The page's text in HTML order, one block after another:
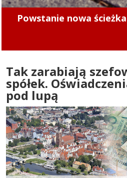
Minęły 4 lata.
Tak zarabiają
spółek.
pod lupą